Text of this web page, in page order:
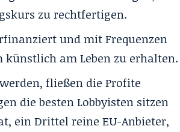
zu rechtfertigen.
und mit Frequenzen
am Leben zu erhalten.
fließen die Profite
die besten Lobbyisten sitzen
ein Drittel reine EU-Anbieter,